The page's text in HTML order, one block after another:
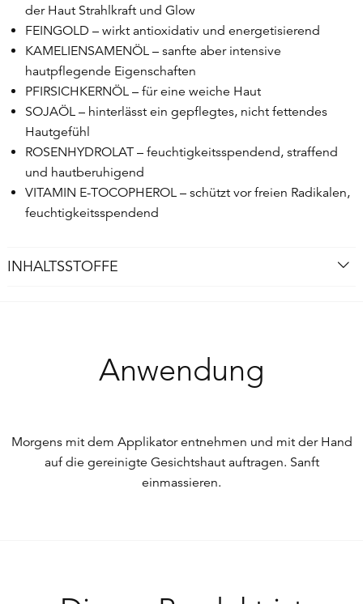
der Haut Strahlkraft und Glow
FEINGOLD – wirkt antioxidativ und energetisierend
KAMELIENSAMENÖL – sanfte aber intensive
hautpflegende Eigenschaften
PFIRSICHKERNÖL – für eine weiche Haut
SOJAÖL – hinterlässt ein gepflegtes, nicht fettendes
Hautgefühl
ROSENHYDROLAT – feuchtigkeitsspendend, straffend
und hautberuhigend
VITAMIN E-TOCOPHEROL – schützt vor freien Radikalen,
feuchtigkeitsspendend
INHALTSSTOFFE
Anwendung
Morgens mit dem Applikator entnehmen und mit der Hand
auf die gereinigte Gesichtshaut auftragen. Sanft
einmassieren.